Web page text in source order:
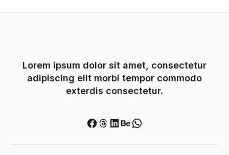
Lorem ipsum dolor sit amet, consectetur
adipiscing elit morbi tempor commodo
exterdis consectetur.
Facebook
Threads
LinkedIn
Behance
WhatsApp